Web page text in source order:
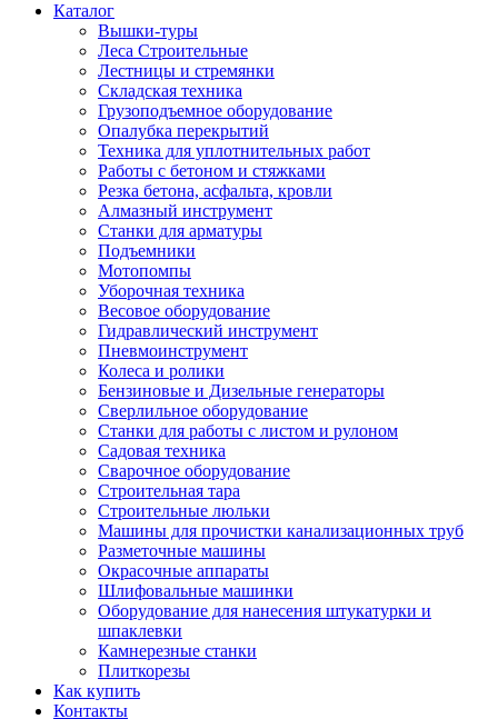
Каталог
Вышки-туры
Леса Строительные
Лестницы и стремянки
Складская техника
Грузоподъемное оборудование
Опалубка перекрытий
Техника для уплотнительных работ
Работы с бетоном и стяжками
Резка бетона, асфальта, кровли
Алмазный инструмент
Станки для арматуры
Подъемники
Мотопомпы
Уборочная техника
Весовое оборудование
Гидравлический инструмент
Пневмоинструмент
Колеса и ролики
Бензиновые и Дизельные генераторы
Сверлильное оборудование
Станки для работы с листом и рулоном
Садовая техника
Сварочное оборудование
Строительная тара
Строительные люльки
Машины для прочистки канализационных труб
Разметочные машины
Окрасочные аппараты
Шлифовальные машинки
Оборудование для нанесения штукатурки и
шпаклевки
Камнерезные станки
Плиткорезы
Как купить
Контакты